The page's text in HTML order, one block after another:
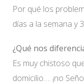
Por qué los
días a la semana y
¿Qué nos
Es muy chistoso
domicilio…. ¡no